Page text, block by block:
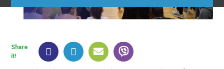
Share
it!